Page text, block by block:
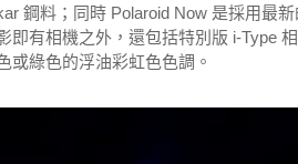
鋼料；同時 Polaroid Now 是採用最
即有相機之外，還包括特別版 i-Type
或綠色的浮油彩虹色色調。